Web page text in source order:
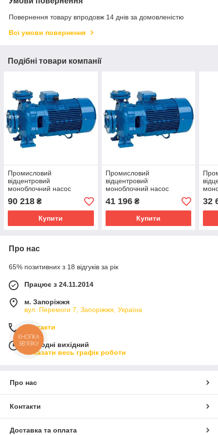
Повернення товару впродовж 14 днів за домовленістю
Всі умови повернення
Подібні товари компанії
Промисловий
відцентровий
моноблочний насос
Speroni CS 65-200C
90 218 ₴
Купити
Промисловий
відцентровий
моноблочний насос
Speroni CSM 50-160C
41 196₴
Купити
32
Про нас
65% позитивних з 18 відгуків за рік
Працює з 24.11.2014
м. Запоріжжя
вул. Перемоги 7, Запоріжжя, Україна
Контакти
Сьогодні вихідний
Показати весь графік роботи
Про нас
Контакти
Доставка та оплата
КНОПКА
ЗВ'ЯЗКУ